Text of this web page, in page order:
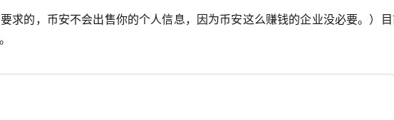
要求的，币安不会出售你的个人信息，因为币安这么赚钱的企业没必要。）